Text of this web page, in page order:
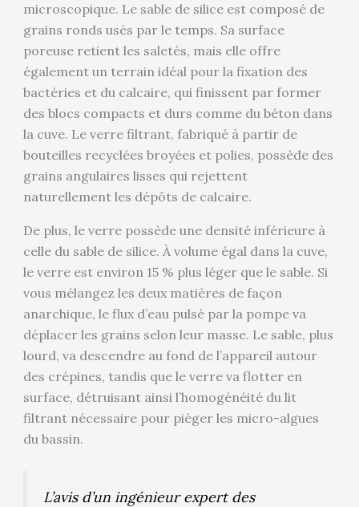
microscopique. Le sable de silice est composé de
grains ronds usés par le temps. Sa surface
poreuse retient les saletés, mais elle offre
également un terrain idéal pour la fixation des
bactéries et du calcaire, qui finissent par former
des blocs compacts et durs comme du béton dans
la cuve. Le verre filtrant, fabriqué à partir de
bouteilles recyclées broyées et polies, possède des
grains angulaires lisses qui rejettent
naturellement les dépôts de calcaire.
De plus, le verre possède une densité inférieure à
celle du sable de silice. À volume égal dans la cuve,
le verre est environ 15 % plus léger que le sable. Si
vous mélangez les deux matières de façon
anarchique, le flux d’eau pulsé par la pompe va
déplacer les grains selon leur masse. Le sable, plus
lourd, va descendre au fond de l’appareil autour
des crépines, tandis que le verre va flotter en
surface, détruisant ainsi l’homogénéité du lit
filtrant nécessaire pour piéger les micro-algues
du bassin.
L’avis d’un ingénieur expert des